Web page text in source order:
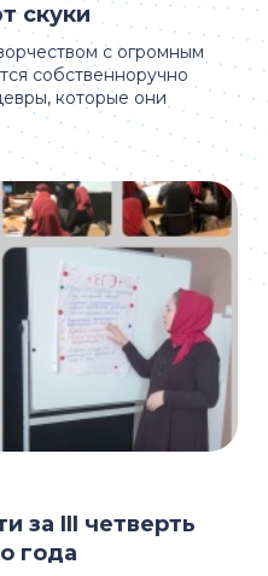
с огромным
собственноручно
которые они
скуки
за III четверть
года